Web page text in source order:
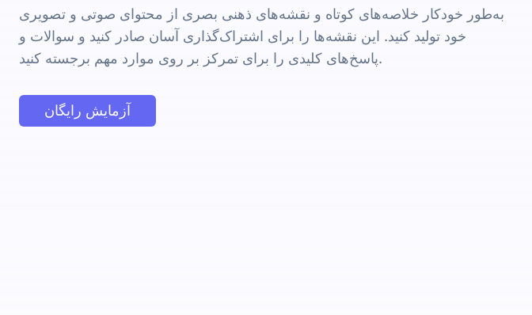
به‌طور خودکار خلاصه‌های کوتاه و نقشه‌های ذهنی بصری از محتوای صوتی و تصویری
خود تولید کنید. این نقشه‌ها را برای اشتراک‌گذاری آسان صادر کنید و سوالات و
پاسخ‌های کلیدی را برای تمرکز بر روی موارد مهم برجسته کنید.
آزمایش رایگان